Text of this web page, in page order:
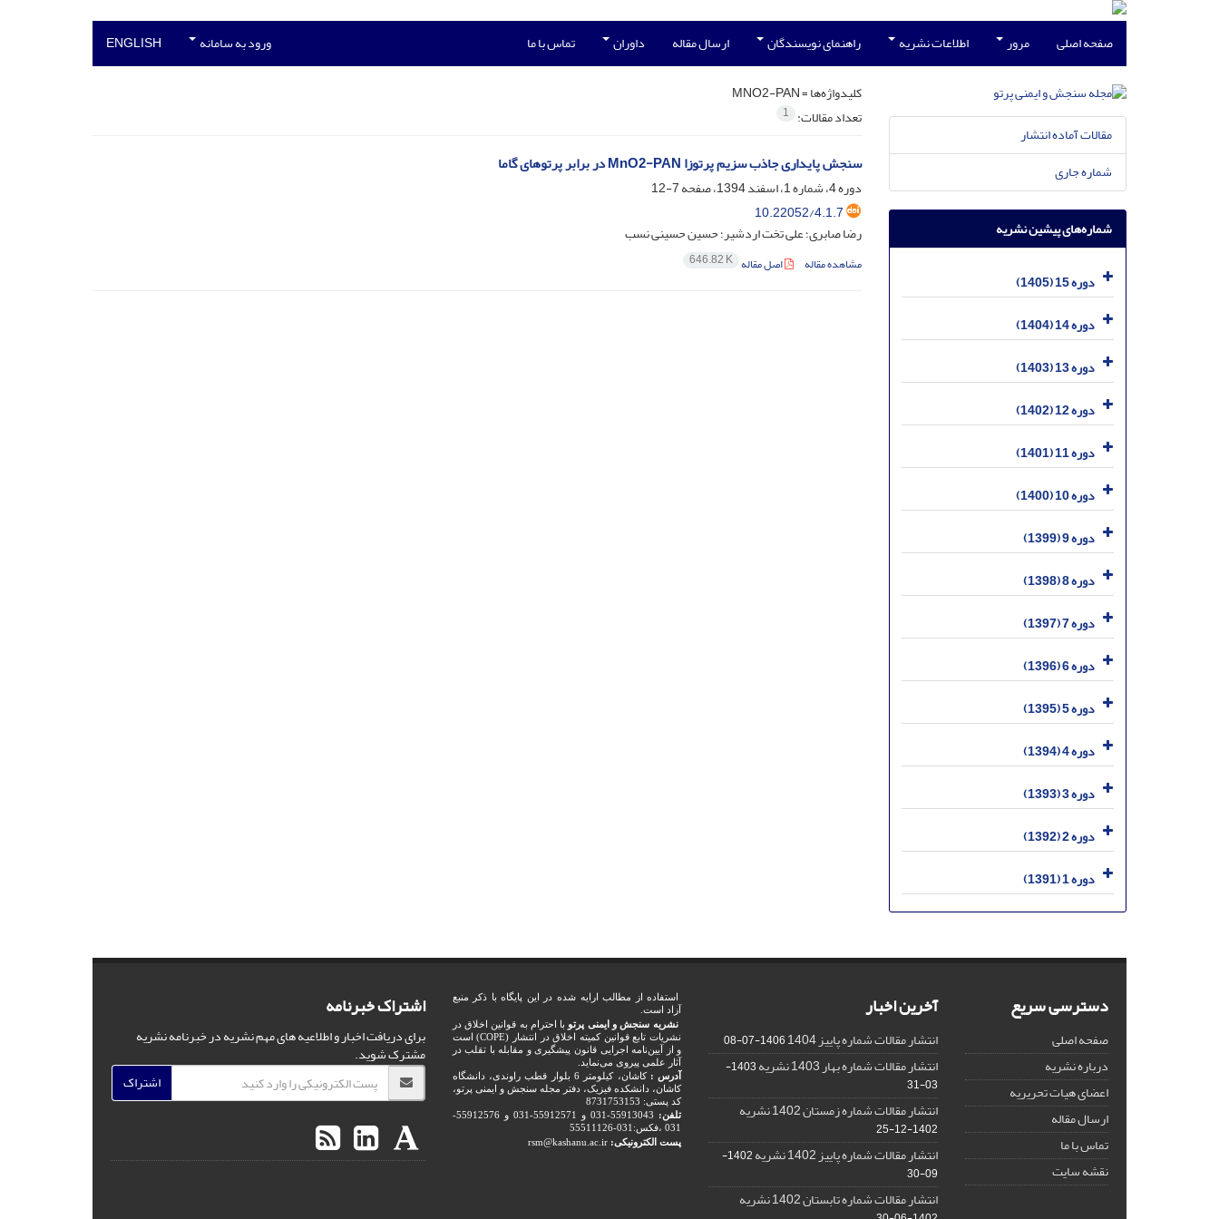
صفحه اصلی مرور اطلاعات نشریه راهنمای نویسندگان ارسال مقاله داوران تماس با ما ورود به سامانه ENGLISH
کلیدواژه‌ها =MNO2-PAN
تعداد مقالات: 1
سنجش پایداری جاذب سزیم پرتوزا MnO2-PAN در برابر پرتوهای گاما
دوره 4، شماره 1، اسفند 1394، صفحه
7-12
10.22052/4.1.7
رضا صابری؛ علی تخت اردشیر؛ حسین حسینی نسب
مشاهده مقاله اصل مقاله 646.82 K
مقالات آماده انتشار
شماره جاری
شماره‌های پیشین نشریه
دوره 15 (1405)
دوره 14 (1404)
دوره 13 (1403)
دوره 12 (1402)
دوره 11 (1401)
دوره 10 (1400)
دوره 9 (1399)
دوره 8 (1398)
دوره 7 (1397)
دوره 6 (1396)
دوره 5 (1395)
دوره 4 (1394)
دوره 3 (1393)
دوره 2 (1392)
دوره 1 (1391)
دسترسی سریع
صفحه اصلی
درباره نشریه
اعضای هیات تحریریه
ارسال مقاله
تماس با ما
نقشه سایت
آخرین اخبار
انتشار مقالات شماره پاییز 1404 1406-07-08
انتشار مقالات شماره بهار 1403 نشریه
1403-
03-31
انتشار مقالات شماره زمستان 1402 نشریه
1402-12-25
انتشار مقالات شماره پاییز 1402 نشریه
1402-
09-30
انتشار مقالات شماره تابستان 1402 نشریه
استفاده از مطالب ارایه شده در این پایگاه با ذکر منبع
آزاد است.
نشریه سنجش و ایمنی پرتو با احترام به قوانین اخلاق در
نشریات تابع قوانین کمیته اخلاق در انتشار (COPE) است
و از آیین‌نامه اجرایی قانون پیشگیری و مقابله با تقلب در
آثار علمی پیروی می‌نماید.
آدرس :
کاشان، کیلومتر 6 بلوار قطب راوندی، دانشگاه
کاشان، دانشکده فیزیک، دفتر مجله سنجش و ایمنی پرتو،
کد پستی: 8731753153
تلفن:
55913043-031 و 55912571-031 و 55912576-
031 ،فکس:031-55511126
پست الکترونیکی: rsm@kashanu.ac.ir
اشتراک خبرنامه
برای دریافت اخبار و اطلاعیه های مهم نشریه در خبرنامه نشریه
مشترک شوید.
اشتراک